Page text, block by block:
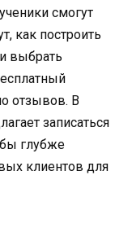
смогут
как построить
выбрать
отзывов. В
записаться
глубже
клиентов для